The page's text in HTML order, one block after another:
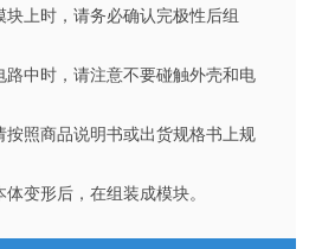
上时，请务必确认完极性后组
路中时，请注意不要碰触外壳和电
按照商品说明书或出货规格书上规
变形后，在组装成模块。